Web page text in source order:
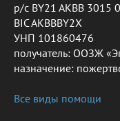
р/с BY21 AKBB 3015
BIC AKBBBY2X
УНП 101860476
получатель: ООЗЖ
назначение:
Все виды помощи